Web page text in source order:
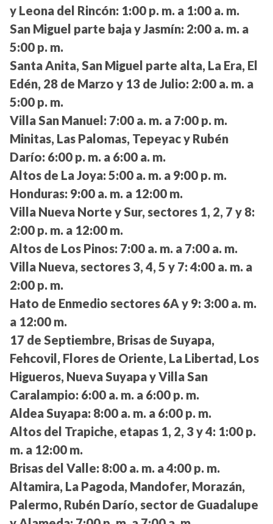
y Leona del Rincón: 1:00 p. m. a 1:00 a. m.
San Miguel parte baja y Jasmín: 2:00 a. m. a
5:00 p. m.
Santa Anita, San Miguel parte alta, La Era, El
Edén, 28 de Marzo y 13 de Julio: 2:00 a. m. a
5:00 p. m.
Villa San Manuel: 7:00 a. m. a 7:00 p. m.
Minitas, Las Palomas, Tepeyac y Rubén
Darío: 6:00 p. m. a 6:00 a. m.
Altos de La Joya: 5:00 a. m. a 9:00 p. m.
Honduras: 9:00 a. m. a 12:00 m.
Villa Nueva Norte y Sur, sectores 1, 2, 7 y 8:
2:00 p. m. a 12:00 m.
Altos de Los Pinos: 7:00 a. m. a 7:00 a. m.
Villa Nueva, sectores 3, 4, 5 y 7: 4:00 a. m. a
2:00 p. m.
Hato de Enmedio sectores 6A y 9: 3:00 a. m.
a 12:00 m.
17 de Septiembre, Brisas de Suyapa,
Fehcovil, Flores de Oriente, La Libertad, Los
Higueros, Nueva Suyapa y Villa San
Caralampio: 6:00 a. m. a 6:00 p. m.
Aldea Suyapa: 8:00 a. m. a 6:00 p. m.
Altos del Trapiche, etapas 1, 2, 3 y 4: 1:00 p.
m. a 12:00 m.
Brisas del Valle: 8:00 a. m. a 4:00 p. m.
Altamira, La Pagoda, Mandofer, Morazán,
Palermo, Rubén Darío, sector de Guadalupe